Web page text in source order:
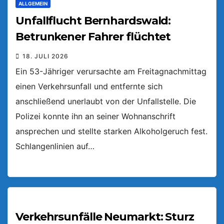
ALLGEMEIN
Unfallflucht Bernhardswald:
Betrunkener Fahrer flüchtet
18. JULI 2026
Ein 53-Jähriger verursachte am Freitagnachmittag
einen Verkehrsunfall und entfernte sich
anschließend unerlaubt von der Unfallstelle. Die
Polizei konnte ihn an seiner Wohnanschrift
ansprechen und stellte starken Alkoholgeruch fest.
Schlangenlinien auf…
Verkehrsunfälle Neumarkt: Sturz